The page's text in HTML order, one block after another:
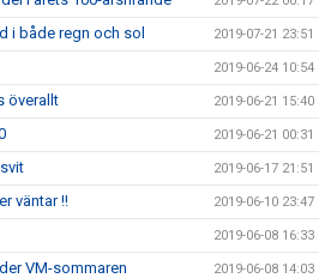
i både regn och sol 2019-07-21 23:51
2019-06-24 10:54
överallt 2019-06-21 15:40
2019-06-21 00:31
2019-06-17 21:51
väntar !! 2019-06-10 23:47
2019-06-08 16:33
VM-sommaren 2019-06-08 14:03